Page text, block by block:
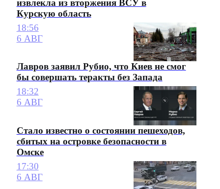
извлекла из вторжения ВСУ в
Курскую область
18:56
6 АВГ
Лавров заявил Рубио, что Киев не смог
бы совершать теракты без Запада
18:32
6 АВГ
Стало известно о состоянии пешеходов,
сбитых на островке безопасности в
Омске
17:30
6 АВГ